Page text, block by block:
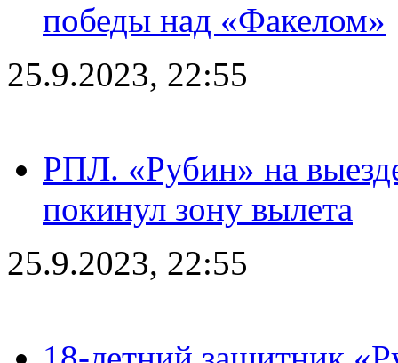
победы над «Факелом»
25.9.2023, 22:55
РПЛ. «Рубин» на
покинул зону вылета
25.9.2023, 22:55